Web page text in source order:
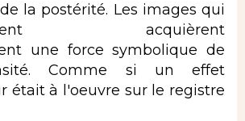
la postérité. Les images qui
acquièrent
une force symbolique de
Comme si un effet
était à l'oeuvre sur le registre